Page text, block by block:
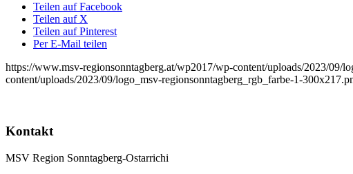
Teilen auf Facebook
Teilen auf X
Teilen auf Pinterest
Per E-Mail teilen
https://www.msv-regionsonntagberg.at/wp2017/wp-content/uploads/2023/09/
content/uploads/2023/09/logo_msv-regionsonntagberg_rgb_farbe-1-
Kontakt
MSV Region Sonntagberg-Ostarrichi